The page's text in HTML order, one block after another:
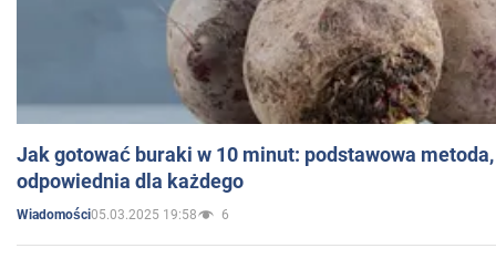
Jak gotować buraki w 10 minut: podstawowa
odpowiednia dla każdego
Wiadomości05.03.2025 19:58 6